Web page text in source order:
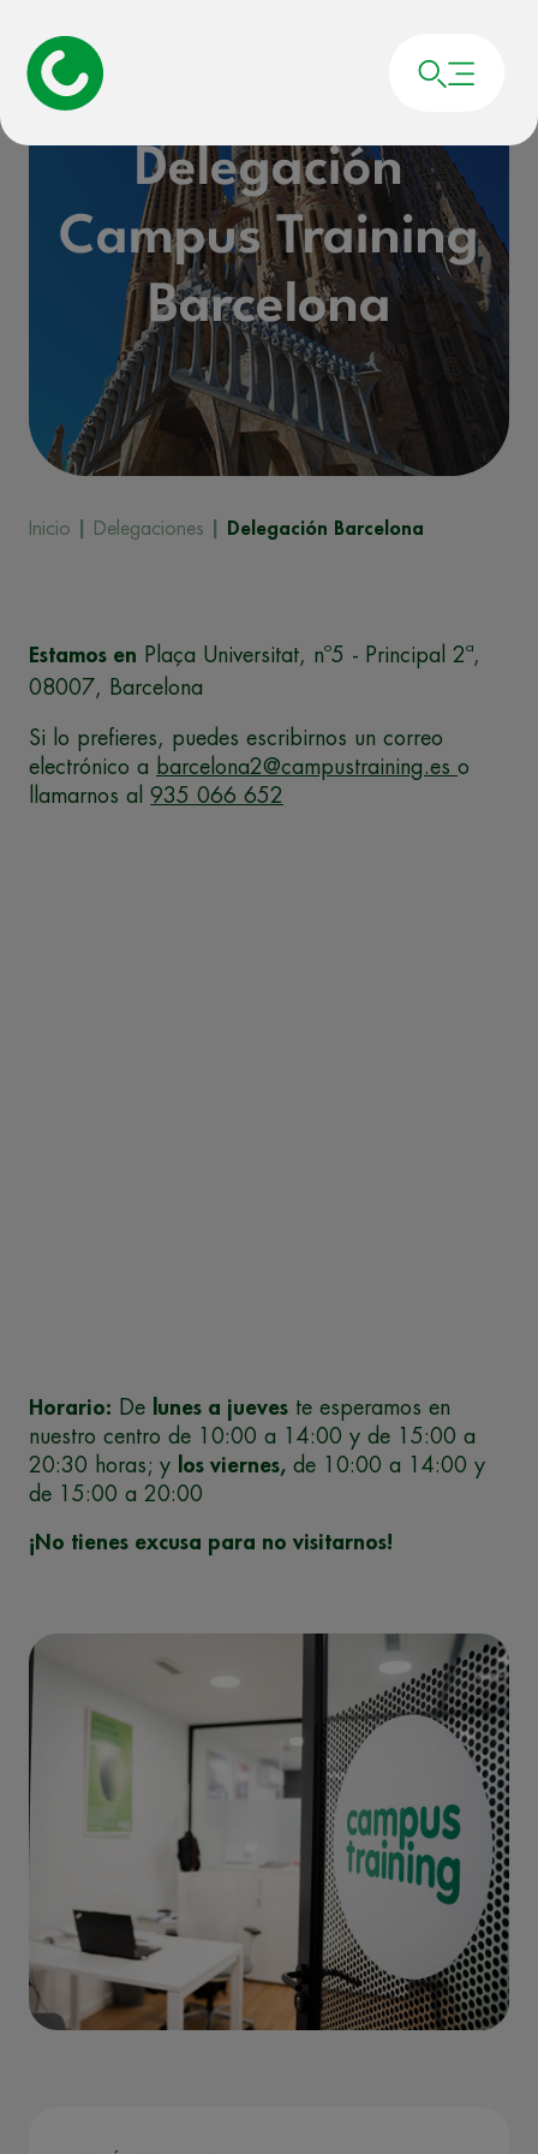
Delegación
Campus Training
Barcelona
Inicio Delegaciones Delegación Barcelona
Estamos en Plaça Universitat, nº5 - Principal 2ª,
08007, Barcelona
Si lo prefieres, puedes escribirnos un correo
electrónico a barcelona2@campustraining.es o
llamarnos al 935 066 652
Horario: De lunes a jueves te esperamos en
nuestro centro de 10:00 a 14:00 y de 15:00 a
20:30 horas; y
los viernes, de 10:00 a 14:00 y
de 15:00 a 20:00
¡No tienes excusa para no visitarnos!